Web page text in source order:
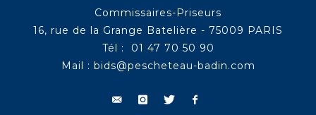
Commissaires-Priseurs
16, rue de la Grange Batelière - 75009 PARIS
Tél : 01 47 70 50 90
Mail : bids@pescheteau-badin.com